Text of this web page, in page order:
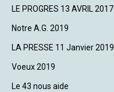
LE PROGRES 13 AVRIL 2017
Notre A.G. 2019
LA PRESSE 11 Janvier 2019
Voeux 2019
Le 43 nous aide